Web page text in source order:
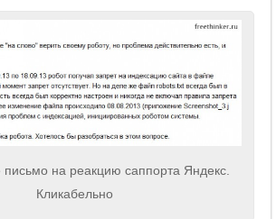
на реакцию саппорта Яндекс.
Кликабельно